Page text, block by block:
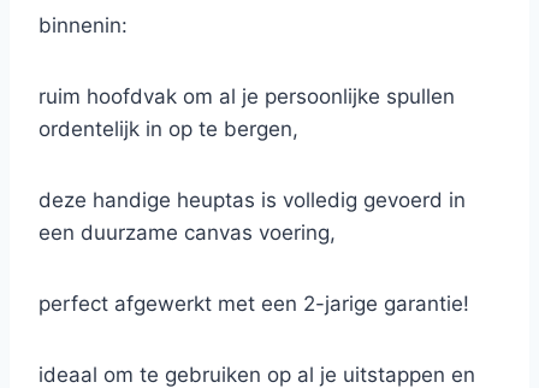
binnenin:
ruim hoofdvak om al je persoonlijke spullen
ordentelijk in op te bergen,
deze handige heuptas is volledig gevoerd in
een duurzame canvas voering,
perfect afgewerkt met een 2-jarige garantie!
ideaal om te gebruiken op al je uitstappen en